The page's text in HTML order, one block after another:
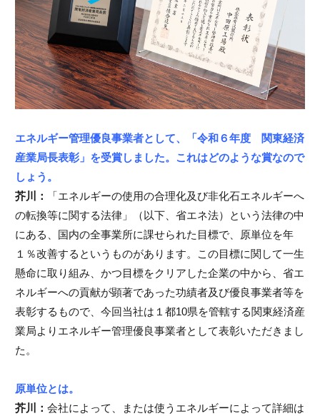
エネルギー管理優良事業者として、「令和６年度 関東経済
産業局長表彰」を受賞しました。これはどのような賞なので
しょう。
芥川：
「エネルギーの使用の合理化及び非化石エネルギーへ
の転換等に関する法律」（以下、省エネ法）という法律の中
にある、国内の全事業所に課せられた目標で、原単位を年
１％改善するというものがあります。この目標に関して一生
懸命に取り組み、かつ目標をクリアした企業の中から、省エ
ネルギーへの貢献が顕著であった功績者及び優良事業者等を
表彰するもので、今回当社は１都10県を管轄する関東経済産
業局よりエネルギー管理優良事業者として表彰いただきまし
た。
原単位とは。
芥川： 会社によって、または使うエネルギーによって詳細は